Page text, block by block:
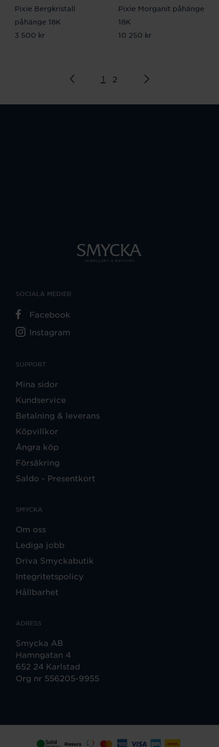
Pixie Bergkristall
påhänge 18K
Pris:3 500 kr
3 500 kr
Pixie Morganit påhänge
18K
Pris:10 250 kr
10 250 kr
1 2
SUPPORT
Mina sidor
Kundservice
Betalning & leverans
Köpvillkor
Ångra köp
Försäkring
Saldo - Presentkort
SMYCKA
Om oss
Lediga jobb
Driva Smyckabutik
Integritetspolicy
Hållbarhet
ADRESS
Smycka AB
Hamngatan 4
652 24 Karlstad
Org nr 556205-9955
SOCIALA MEDIER
Facebook
Instagram